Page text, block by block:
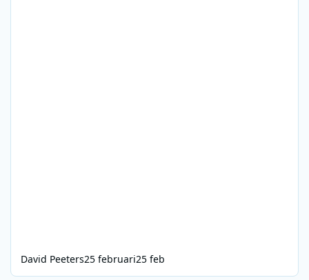
David Peeters25 februari25 feb